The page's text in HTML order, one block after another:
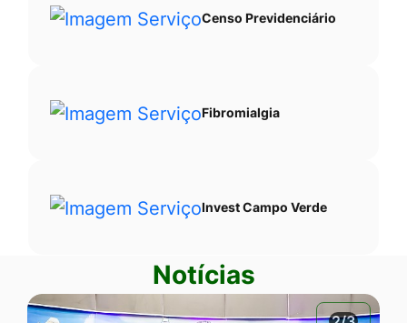
Censo Previdenciário
Fibromialgia
Invest Campo Verde
Notícias